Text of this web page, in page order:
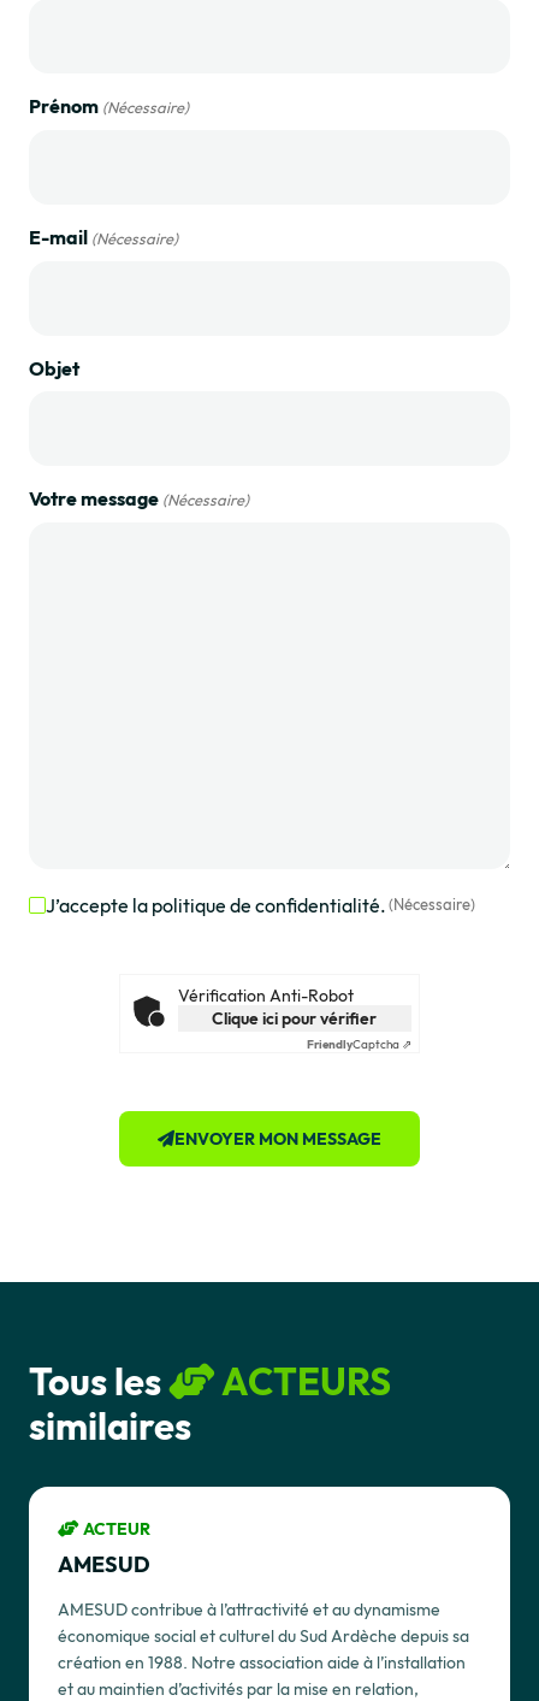
Prénom (Nécessaire)
E-mail (Nécessaire)
Objet
Votre message (Nécessaire)
RGPD
J’accepte la politique de confidentialité.(Nécessaire)
Vérification Anti-Robot
Clique ici pour vérifier
FriendlyCaptcha ⇗
ENVOYER MON MESSAGE
Tous les
ACTEURS
similaires
ACTEUR
AMESUD
AMESUD contribue à l’attractivité et au dynamisme
économique social et culturel du Sud Ardèche depuis sa
création en 1988. Notre association aide à l’installation
et au maintien d’activités par la mise en relation,